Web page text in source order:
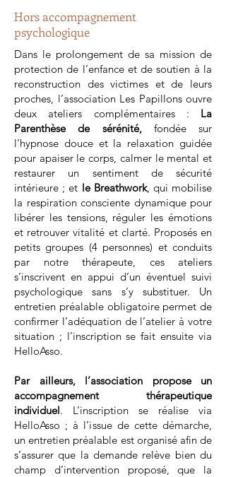
Hors accompagnement
psychologique
Dans le prolongement de sa mission de
protection de l’enfance et de soutien à la
reconstruction des victimes et de leurs
proches, l’association Les Papillons ouvre
deux ateliers complémentaires : La
Parenthèse de sérénité,fondée sur
l’hypnose douce et la relaxation guidée
pour apaiser le corps, calmer le mental et
restaurer un sentiment de sécurité
intérieure ; et le Breathwork, qui mobilise
la respiration consciente dynamique pour
libérer les tensions, réguler les émotions
et retrouver vitalité et clarté. Proposés en
petits groupes (4 personnes) et conduits
par notre thérapeute, ces ateliers
s’inscrivent en appui d’un éventuel suivi
psychologique sans s’y substituer. Un
entretien préalable obligatoire permet de
confirmer l’adéquation de l’atelier à votre
situation ; l’inscription se fait ensuite via
HelloAsso.
Par ailleurs, l’association propose
un
accompagnement thérapeutique
individuel. L’inscription se réalise via
HelloAsso ; à l’issue de cette démarche,
un entretien préalable est organisé afin de
s’assurer que la demande relève bien du
champ d’intervention proposé, que la